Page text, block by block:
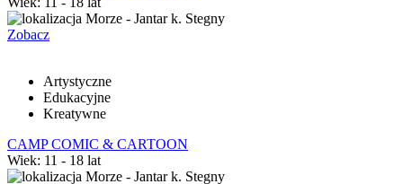
Morze - Jantar k. Stegny
Zobacz
Artystyczne
Edukacyjne
Kreatywne
CAMP COMIC & CARTOON
Wiek: 11 - 18 lat
Morze - Jantar k. Stegny